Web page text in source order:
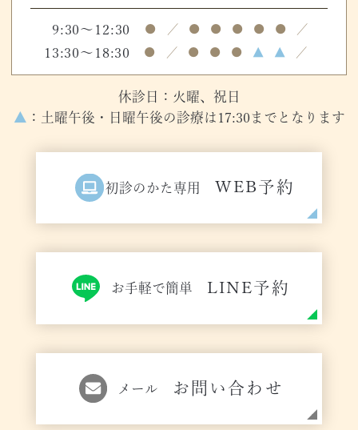
9:30～12:30 ● ／ ● ● ● ● ● ／
13:30～18:30 ● ／ ● ● ● ▲ ▲ ／
休診日：火曜、祝日
▲ ：土曜午後・日曜午後の診療は17:30までとなります
初診のかた専用 WEB予約
お手軽で簡単 LINE予約
メール お問い合わせ